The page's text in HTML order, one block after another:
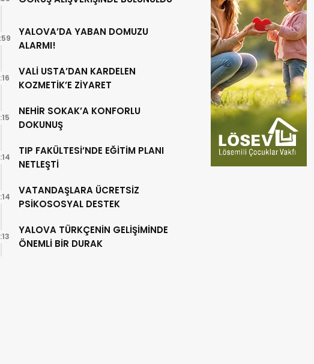
YALOVA’DA YABAN DOMUZU
ALARMI!
VALİ USTA’DAN KARDELEN
KOZMETİK’E ZİYARET
NEHİR SOKAK’A KONFORLU
DOKUNUŞ
TIP FAKÜLTESİ’NDE EĞİTİM PLANI
NETLEŞTİ
VATANDAŞLARA ÜCRETSİZ
PSİKOSOSYAL DESTEK
YALOVA TÜRKÇENİN GELİŞİMİNDE
ÖNEMLİ BİR DURAK